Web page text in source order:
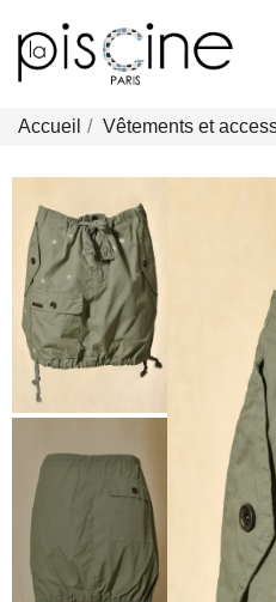
Accueil Vêtements et